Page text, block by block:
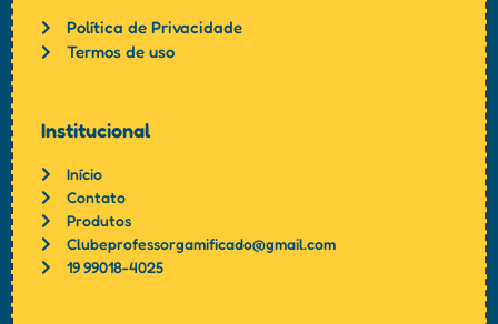
Política de Privacidade
Termos de uso
Institucional
Início
Contato
Produtos
Clubeprofessorgamificado@gmail.com
19 99018-4025